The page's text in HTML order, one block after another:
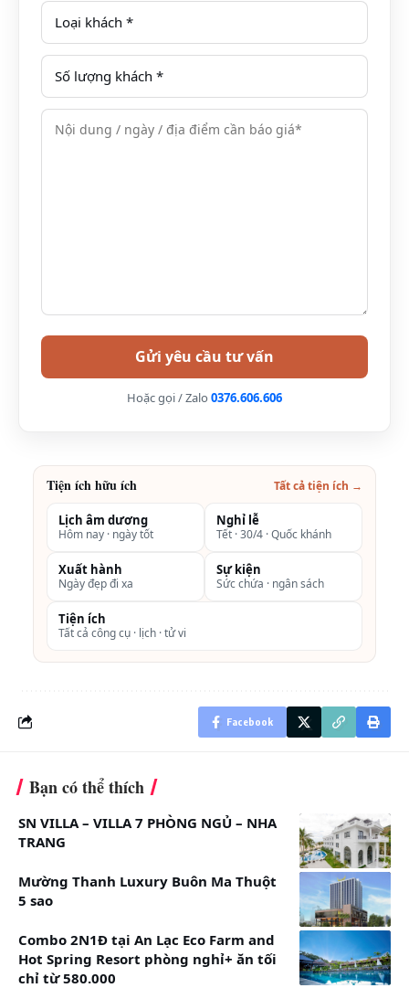
Diện
tích
Số
người
giường
28m2 2
1
giường
Núi/
Thành
Từ
1.494.000VNĐ/
Vuốt ngang để xem đủ bảng →
Diện
tích
giường
1 giường
Thành
Phòng Junior Suite
Vuốt ngang để xem đủ bảng →
tích
người
40m2 2
giường
đôi
phố
đêm
Lưu ý: Giá phòng thay đổi theo từng thời điểm và
Khách sạn Du Parc Hotel Đà Lạt 4 sao vị trí địa chỉ
ở đâu, khoảng cách, cách đi
Địa chỉ:
15A Đ. Trần Phú, Phường 3, Thành phố Đà
Lạt, Lâm Đồng
Hoặc gọi / Zalo 0376.606.606
Tiện ích hữu ích Tất cả tiện ích →
Lịch âm dương
Hôm nay · ngày tốt
Nghỉ lễ
Tết · 30/4 · Quốc khánh
Xuất hành
Ngày đẹp đi xa
Sự kiện
Sức chứa · ngân sách
Tiện ích
Tất cả công cụ · lịch · tử vi
Facebook
Bạn có thể thích
SN VILLA – VILLA 7 PHÒNG NGỦ – NHA
TRANG
Mường Thanh Luxury Buôn Ma Thuột
5 sao
Combo 2N1Đ tại An Lạc Eco Farm and
Hot Spring Resort phòng nghỉ+ ăn tối
chỉ từ 580.000